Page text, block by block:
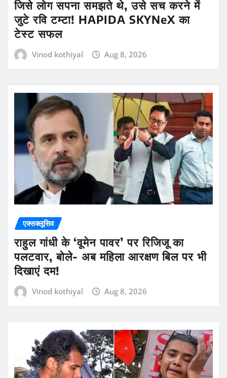
जिसे लोग सपना समझते थे, उसे सच करने में
जुटे रवि टम्टा! HAPIDA SKYNeX का
टेस्ट सफल
Vinod kothiyal Aug 8, 2026
एक्सक्लूसिव
राहुल गांधी के ‘वूमेन पावर’ पर रिजिजू का
पलटवार, बोले- अब महिला आरक्षण बिल पर भी
दिखाएं दम!
Vinod kothiyal Aug 8, 2026